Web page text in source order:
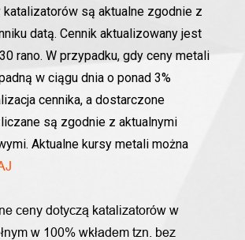
katalizatorów są aktualne zgodnie z
datą. Cennik aktualizowany jest
rano. W przypadku, gdy ceny metali
w ciągu dnia o ponad 3%
cennika, a dostarczone
są zgodnie z aktualnymi
Aktualne kursy metali można
ceny dotyczą katalizatorów w
w 100% wkładem tzn. bez